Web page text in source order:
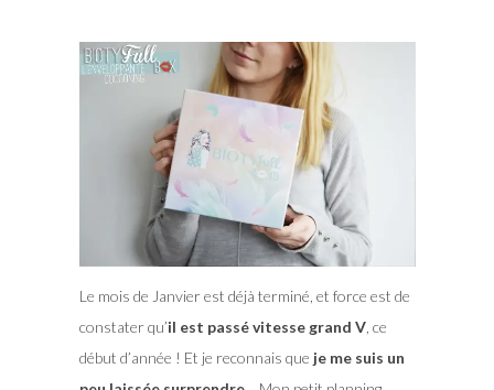
Le mois de Janvier est déjà terminé, et force est de
constater qu’il est passé vitesse grand V, ce
début d’année ! Et je reconnais que je me suis un